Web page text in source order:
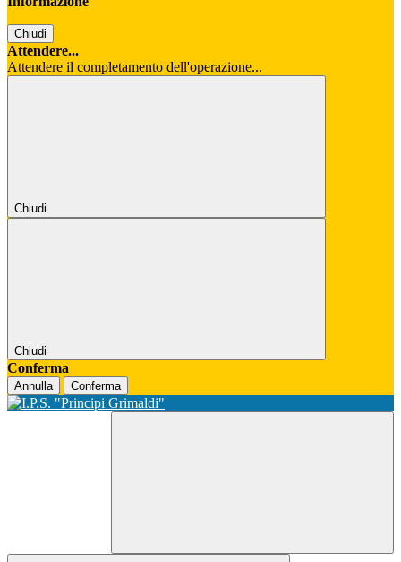
Chiudi
Attendere...
Attendere il completamento dell'operazione...
Chiudi
Chiudi
Conferma
Annulla Conferma